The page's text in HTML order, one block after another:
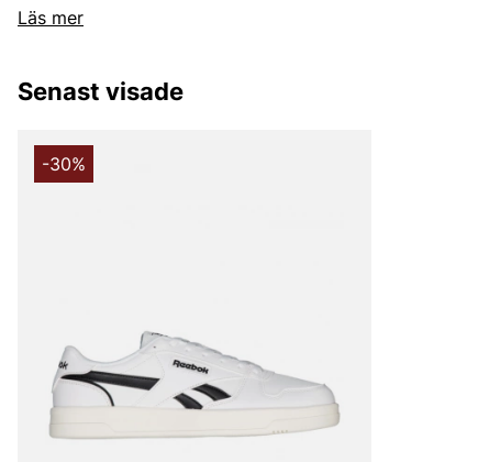
Läs mer
Senast visade
-30%